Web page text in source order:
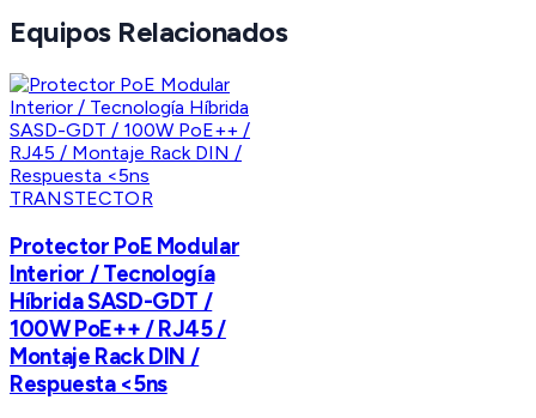
Equipos Relacionados
TRANSTECTOR
Protector PoE Modular
Interior / Tecnología
Híbrida SASD-GDT /
100W PoE++ / RJ45 /
Montaje Rack DIN /
Respuesta <5ns